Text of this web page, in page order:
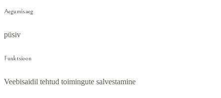
Aegumisaeg
püsiv
Funktsioon
Veebisaidil tehtud toimingute salvestamine